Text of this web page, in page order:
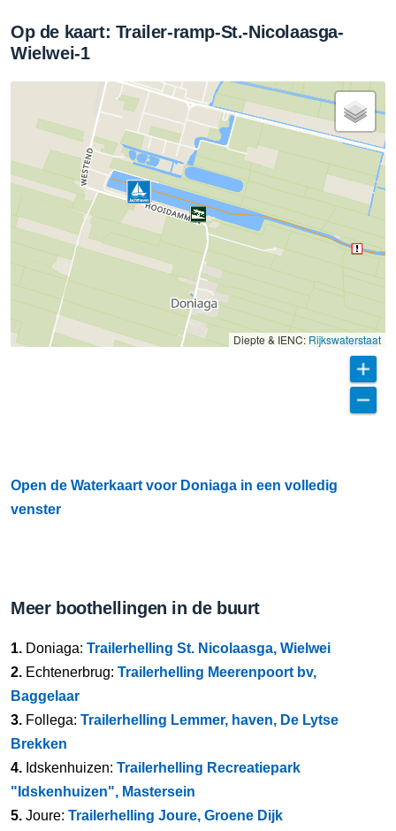
Op de kaart: Trailer-ramp-St.-Nicolaasga-
Wielwei-1
Diepte & IENC: Rijkswaterstaat
Open de Waterkaart voor Doniaga in een volledig
venster
Meer boothellingen in de buurt
1. Doniaga: Trailerhelling St. Nicolaasga, Wielwei
2. Echtenerbrug: Trailerhelling Meerenpoort bv,
Baggelaar
3. Follega: Trailerhelling Lemmer, haven, De Lytse
Brekken
4. Idskenhuizen: Trailerhelling Recreatiepark
"Idskenhuizen", Mastersein
5. Joure: Trailerhelling Joure, Groene Dijk